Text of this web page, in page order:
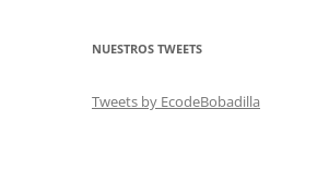
NUESTROS TWEETS
Tweets by EcodeBobadilla